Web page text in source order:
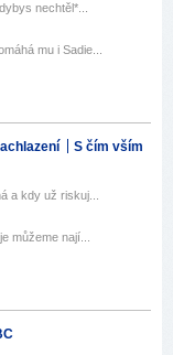
nechtěl*...
mu i Sadie...
S čím vším
a kdy už riskuj...
můžeme nají...